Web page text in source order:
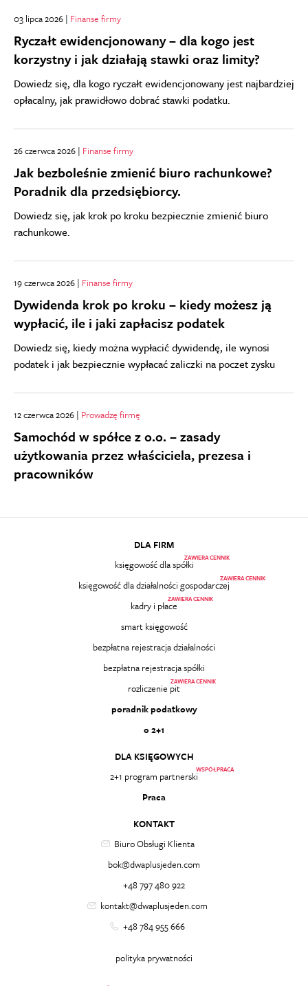
03 lipca 2026 | Finanse firmy
Ryczałt ewidencjonowany – dla kogo jest
korzystny i jak działają stawki oraz limity?
Dowiedz się, dla kogo ryczałt ewidencjonowany jest najbardziej
opłacalny, jak prawidłowo dobrać stawki podatku.
26 czerwca 2026 | Finanse firmy
Jak bezboleśnie zmienić biuro rachunkowe?
Poradnik dla przedsiębiorcy.
Dowiedz się, jak krok po kroku bezpiecznie zmienić biuro
rachunkowe.
19 czerwca 2026 | Finanse firmy
Dywidenda krok po kroku – kiedy możesz ją
wypłacić, ile i jaki zapłacisz podatek
Dowiedz się, kiedy można wypłacić dywidendę, ile wynosi
podatek i jak bezpiecznie wypłacać zaliczki na poczet zysku
12 czerwca 2026 | Prowadzę firmę
Samochód w spółce z o.o. – zasady
użytkowania przez właściciela, prezesa i
pracowników
DLA FIRM
księgowość dla spółki
ZAWIERA CENNIK
księgowość dla działalności gospodarczej
ZAWIERA CENNIK
kadry i płace
ZAWIERA CENNIK
smart księgowość
bezpłatna rejestracja działalności
bezpłatna rejestracja spółki
rozliczenie pit
ZAWIERA CENNIK
poradnik podatkowy
o 2+1
DLA KSIĘGOWYCH
2+1 program partnerski
WSPÓŁPRACA
Praca
KONTAKT
Biuro Obsługi Klienta
bok@dwaplusjeden.com
+48 797 480 922
kontakt@dwaplusjeden.com
+48 784 955 666
polityka prywatności